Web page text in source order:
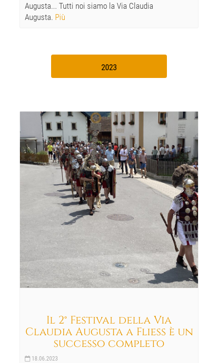
Augusta... Tutti noi siamo la Via Claudia
Augusta. Più
2023
Il 2° Festival della Via
Claudia Augusta a Fliess è un
successo completo
18.06.2023